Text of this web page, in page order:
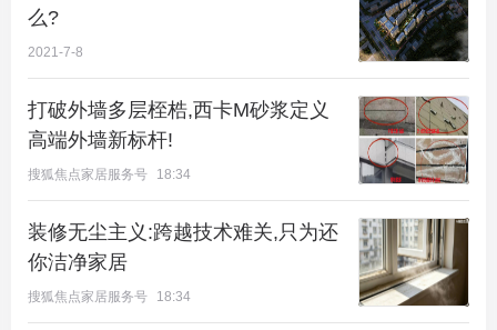
景区环绕，像白虎涧森林公园、凤凰岭自然风景区、
阳台山森林公园、妙峰山森林公园、翠湖城市湿地公
公园等风景区，都可以选择周末去休闲娱乐。3公里
内的学校资源有阳坊镇中心幼儿园、一街之隔的阳坊
中心小学和阳坊中学，1.1公里的北京昌平区二一学
校，周边医院有北京市昌平区中医医院，北京积水潭
医院回龙观分院等三级甲等综合性医院。
么?
2021-7-8
打破外墙多层桎梏,西卡M砂浆定义
高端外墙新标杆!
搜狐焦点家居服务号 18:34
装修无尘主义:跨越技术难关,只为还
你洁净家居
搜狐焦点家居服务号 18:34